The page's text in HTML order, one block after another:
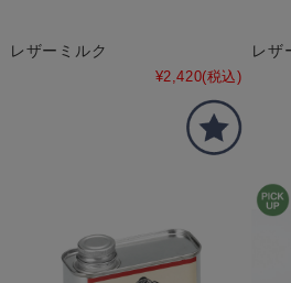
レザーミルク
¥2,420(税込)
レザ